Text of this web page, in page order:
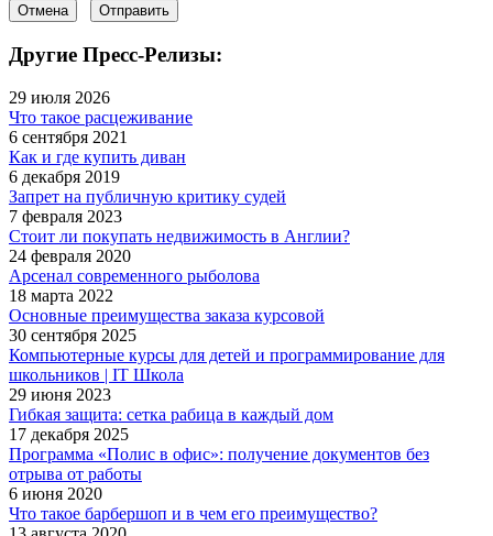
Отмена Отправить
Другие Пресс-Релизы:
29 июля 2026
Что такое расцеживание
6 сентября 2021
Как и где купить диван
6 декабря 2019
Запрет на публичную критику судей
7 февраля 2023
Стоит ли покупать недвижимость в Англии?
24 февраля 2020
Арсенал современного рыболова
18 марта 2022
Основные преимущества заказа курсовой
30 сентября 2025
Компьютерные курсы для детей и программирование для
школьников | IT Школа
29 июня 2023
Гибкая защита: сетка рабица в каждый дом
17 декабря 2025
Программа «Полис в офис»: получение документов без
отрыва от работы
6 июня 2020
Что такое барбершоп и в чем его преимущество?